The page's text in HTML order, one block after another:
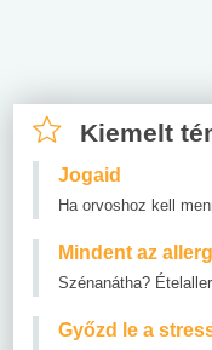
Kiemelt
Jogaid
Ha orvoshoz kell
Mindent az
Szénanátha?
Győzd le a